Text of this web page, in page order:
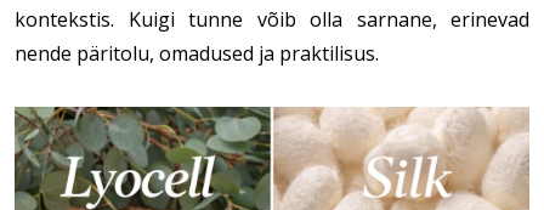
kontekstis. Kuigi tunne võib olla sarnane, erinevad
nende päritolu, omadused ja praktilisus.